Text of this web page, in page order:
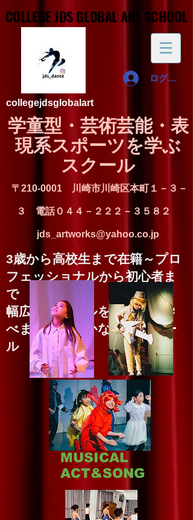
COLLEGE JDS GLOBAL ART SCHOOL
COLLEGE JDS GLOBAL ART SCHOOL
ログイン
collegejdsglobalart
​学童型・芸術芸能・表
現系スポーツを学ぶ
スクール​
〒210-0001 川崎市川崎区本町１－３－
３ 電話０４４－２２２－３５８２
jds_artworks@yahoo.co.jp
​3歳から高校生まで在籍～プロ
フェッショナルから初心者ま
で
幅広いジャンルを複合的に学
べます！夢をかなえるスクー
ル
MUSICAL
​ACT&SONG